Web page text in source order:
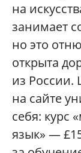
на
занимает
но это
открыта
из
на сайте
себя: курс
язык» —